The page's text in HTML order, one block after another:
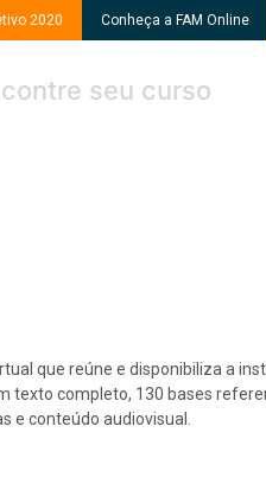
2020 Conheça a FAM Online
que reúne e disponibiliza a
texto completo, 130 bases
e conteúdo audiovisual.